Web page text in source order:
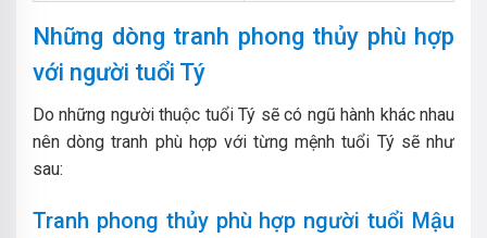
Những dòng tranh phong thủy phù hợp
với người tuổi Tý
Do những người thuộc tuổi Tý sẽ có ngũ hành khác nhau
nên dòng tranh phù hợp với từng mệnh tuổi Tý sẽ như
sau:
Tranh phong thủy phù hợp người tuổi Mậu